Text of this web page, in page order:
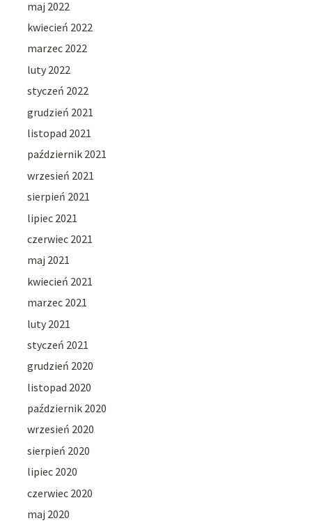
maj 2022
kwiecień 2022
marzec 2022
luty 2022
styczeń 2022
grudzień 2021
listopad 2021
październik 2021
wrzesień 2021
sierpień 2021
lipiec 2021
czerwiec 2021
maj 2021
kwiecień 2021
marzec 2021
luty 2021
styczeń 2021
grudzień 2020
listopad 2020
październik 2020
wrzesień 2020
sierpień 2020
lipiec 2020
czerwiec 2020
maj 2020